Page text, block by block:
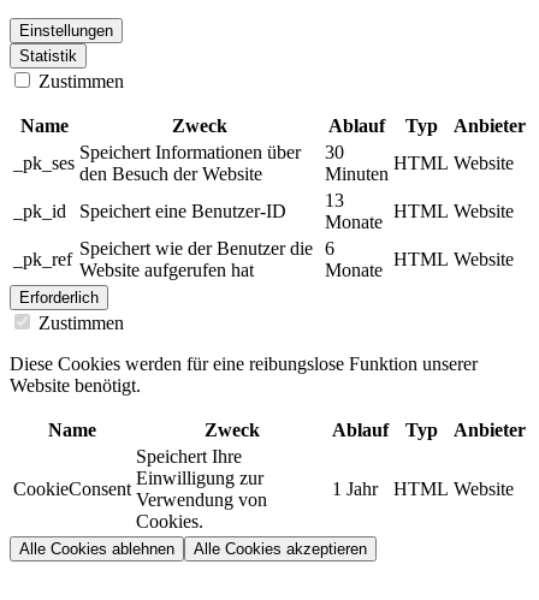
Einstellungen
Statistik
Zustimmen
Name Zweck Ablauf Typ
Anbieter
_pk_ses
Speichert Informationen über
den Besuch der Website
30
Minuten
HTML Website
_pk_id Speichert eine Benutzer-ID
13
Monate
HTML Website
_pk_ref
Speichert wie der Benutzer die
Website aufgerufen hat
6
Monate
HTML Website
Erforderlich
Zustimmen
Diese Cookies werden für eine reibungslose Funktion unserer
Website benötigt.
Name Zweck Ablauf Typ Anbieter
CookieConsent
Speichert Ihre
Einwilligung zur
Verwendung von
Cookies.
1 Jahr HTML Website
Alle Cookies ablehnen Alle Cookies akzeptieren